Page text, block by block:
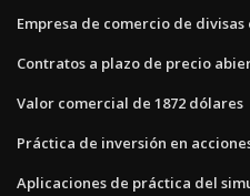
Empresa de comercio de divisas
Contratos a plazo de precio
Valor comercial de 1872 dólares
Práctica de inversión en
Aplicaciones de práctica del